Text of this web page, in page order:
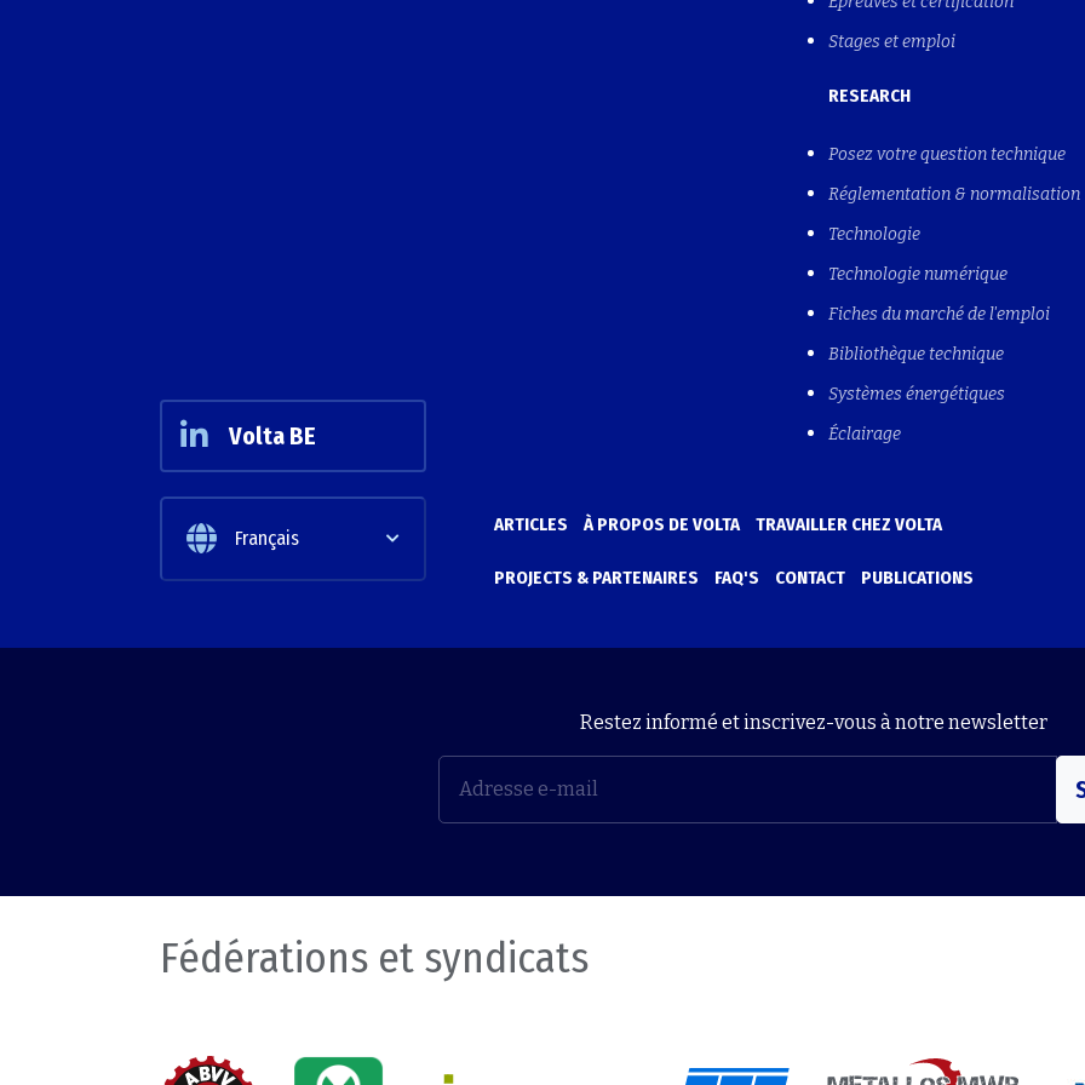
Volta BE
Français
Stages et emploi
RESEARCH
Posez votre question technique
Réglementation & normalisation
Technologie
Technologie numérique
Fiches du marché de l'emploi
Bibliothèque technique
Systèmes énergétiques
Éclairage
ARTICLES À PROPOS DE VOLTA TRAVAILLER CHEZ VOLTA
PROJECTS & PARTENAIRES FAQ'S CONTACT PUBLICATIONS
Restez informé et inscrivez-vous à notre newsletter
Fédérations et syndicats